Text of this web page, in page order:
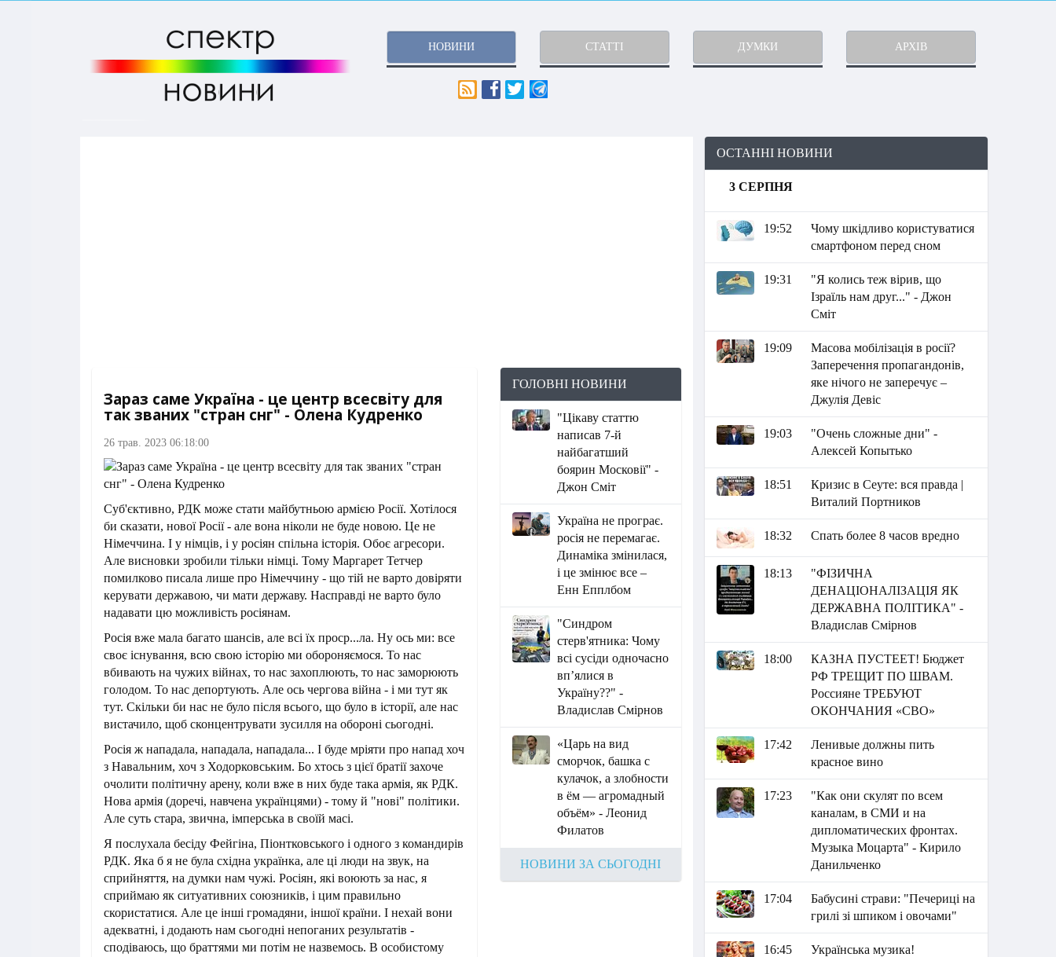
НОВИНИ СТАТТІ ДУМКИ АРХІВ
Зараз саме Україна - це центр всесвіту для
так званих "стран снг" - Олена Кудренко
26 трав. 2023 06:18:00
Суб'єктивно, РДК може стати майбутньою армією Росії. Хотілося
би сказати, нової Росії - але вона ніколи не буде новою. Це не
Німеччина. І у німців, і у росіян спільна історія. Обоє агресори.
Але висновки зробили тільки німці. Тому Маргарет Тетчер
помилково писала лише про Німеччину - що тій не варто довіряти
керувати державою, чи мати державу. Насправді не варто було
надавати цю можливість росіянам.
Росія вже мала багато шансів, але всі їх проср...ла. Ну ось ми: все
своє існування, всю свою історію ми обороняємося. То нас
вбивають на чужих війнах, то нас захоплюють, то нас заморюють
голодом. То нас депортують. Але ось чергова війна - і ми тут як
тут. Скільки би нас не було після всього, що було в історії, але нас
вистачило, щоб сконцентрувати зусилля на обороні сьогодні.
Росія ж нападала, нападала, нападала... І буде мріяти про напад хоч
з Навальним, хоч з Ходорковським. Бо хтось з цієї братії захоче
очолити політичну арену, коли вже в них буде така армія, як РДК.
Нова армія (доречі, навчена українцями) - тому й "нові" політики.
Але суть стара, звична, імперська в своїй масі.
Я послухала бесіду Фейгіна, Піонтковського і одного з командирів
РДК. Яка б я не була східна українка, але ці люди на звук, на
сприйняття, на думки нам чужі. Росіян, які воюють за нас, я
сприймаю як ситуативних союзників, і цим правильно
скористатися. Але це інші громадяни, іншої країни. І нехай вони
адекватні, і додають нам сьогодні непоганих результатів -
сподіваюсь, що браттями ми потім не назвемось. В особистому
ГОЛОВНІ НОВИНИ
"Цікаву статтю
написав 7-й
найбагатший
боярин Московії" -
Джон Сміт
Україна не програє.
росія не перемагає.
Динаміка змінилася,
і це змінює все –
Енн Епплбом
"Синдром
стерв'ятника: Чому
всі сусіди одночасно
вп’ялися в
Україну??" -
Владислав Смірнов
«Царь на вид
сморчок, башка с
кулачок, а злобности
в ём — агромадный
объём» - Леонид
Филатов
НОВИНИ ЗА СЬОГОДНІ
ОСТАННІ НОВИНИ
3 СЕРПНЯ
19:52
Чому шкідливо користуватися
смартфоном перед сном
19:31
"Я колись теж вірив, що
Ізраїль нам друг..." - Джон
Сміт
19:09
Масова мобілізація в росії?
Заперечення пропагандонів,
яке нічого не заперечує –
Джулія Девіс
19:03
"Очень сложные дни" -
Алексей Копытько
18:51
Кризис в Сеуте: вся правда |
Виталий Портников
18:32 Спать более 8 часов вредно
18:13
"ФІЗИЧНА
ДЕНАЦІОНАЛІЗАЦІЯ ЯК
ДЕРЖАВНА ПОЛІТИКА" -
Владислав Смірнов
18:00
КАЗНА ПУСТЕЕТ! Бюджет
РФ ТРЕЩИТ ПО ШВАМ.
Россияне ТРЕБУЮТ
ОКОНЧАНИЯ «СВО»
17:42
Ленивые должны пить
красное вино
17:23
"Как они скулят по всем
каналам, в СМИ и на
дипломатических фронтах.
Музыка Моцарта" - Кирило
Данильченко
17:04
Бабусині страви: "Печериці на
грилі зі шпиком і овочами"
16:45 Українська музика!